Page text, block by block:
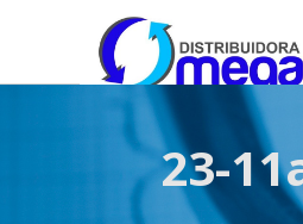
OmegaMed
OmegaMed Sureste
23-